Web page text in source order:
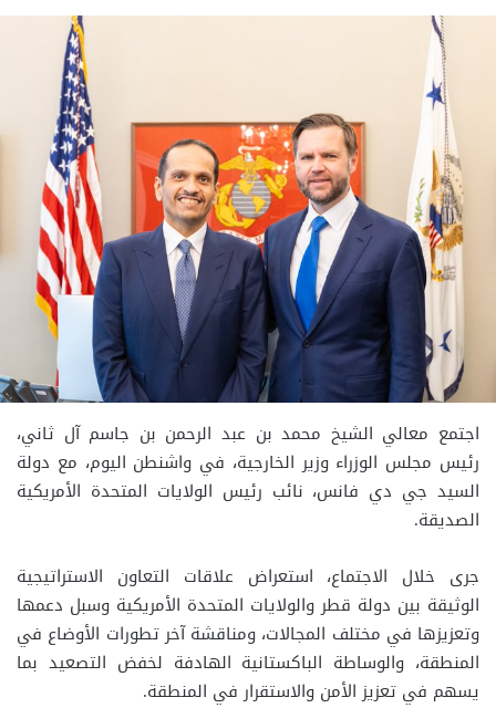
اجتمع معالي الشيخ محمد بن عبد الرحمن بن جاسم آل ثاني،
رئيس مجلس الوزراء وزير الخارجية، في واشنطن اليوم، مع دولة
السيد جي دي فانس، نائب رئيس الولايات المتحدة الأمريكية
الصديقة.
جرى خلال الاجتماع، استعراض علاقات التعاون الاستراتيجية
الوثيقة بين دولة قطر والولايات المتحدة الأمريكية وسبل دعمها
وتعزيزها في مختلف المجالات، ومناقشة آخر تطورات الأوضاع في
المنطقة، والوساطة الباكستانية الهادفة لخفض التصعيد بما
يسهم في تعزيز الأمن والاستقرار في المنطقة.